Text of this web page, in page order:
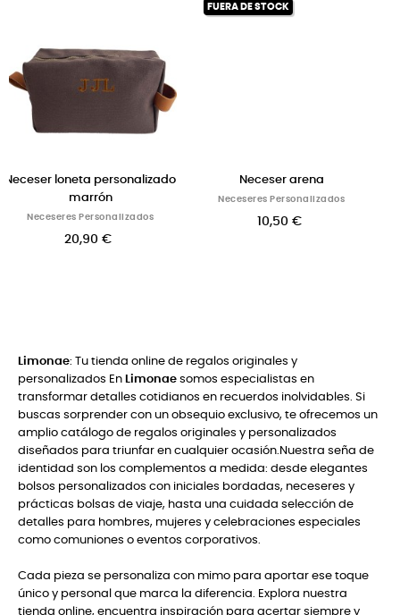
Neceser arena
Neceseres Personalizados
10,50 €
¡EN OFERTA!
Neceser de tela india para
bordar con nombre
Neceseres Personalizados
Limonae: Tu tienda online de regalos originales y
personalizados En Limonae somos especialistas en
transformar detalles cotidianos en recuerdos inolvidables. Si
buscas sorprender con un obsequio exclusivo, te ofrecemos un
amplio catálogo de regalos originales y personalizados
diseñados para triunfar en cualquier ocasión.Nuestra seña de
identidad son los complementos a medida: desde elegantes
bolsos personalizados con iniciales bordadas, neceseres y
prácticas bolsas de viaje, hasta una cuidada selección de
detalles para hombres, mujeres y celebraciones especiales
como comuniones o eventos corporativos.
Cada pieza se personaliza con mimo para aportar ese toque
único y personal que marca la diferencia. Explora nuestra
tienda online, encuentra inspiración para acertar siempre y